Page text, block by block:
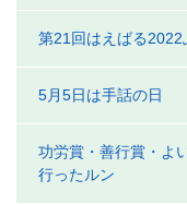
第21回はえばる
5月5日は手話の日
功労賞・善行賞・よ
行ったルン